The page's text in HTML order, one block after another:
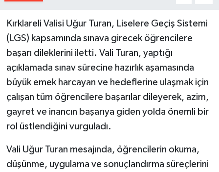
Kırklareli Valisi Uğur Turan, Liselere Geçiş Sistemi
(LGS) kapsamında sınava girecek öğrencilere
başarı dileklerini iletti. Vali Turan, yaptığı
açıklamada sınav sürecine hazırlık aşamasında
büyük emek harcayan ve hedeflerine ulaşmak için
çalışan tüm öğrencilere başarılar dileyerek, azim,
gayret ve inancın başarıya giden yolda önemli bir
rol üstlendiğini vurguladı.
Vali Uğur Turan mesajında, öğrencilerin okuma,
düşünme, uygulama ve sonuçlandırma süreçlerini